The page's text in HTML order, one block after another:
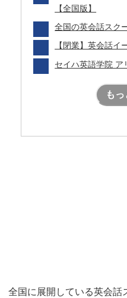
【全国版】
全国の英会話スク
【閉業】英会話
セイハ英語学院 ア
もっ
全国に展開している英会話